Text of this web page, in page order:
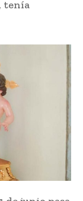
tenía